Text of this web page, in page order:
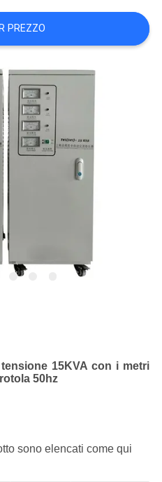
PREZZO
15KVA con i metri
50hz
sono elencati come qui